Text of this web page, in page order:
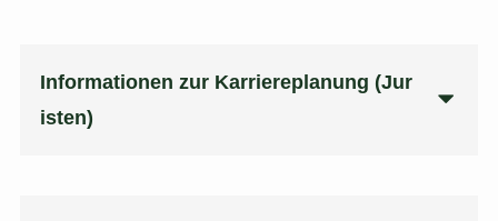
Informationen zur Karriereplanung (Jur
isten)